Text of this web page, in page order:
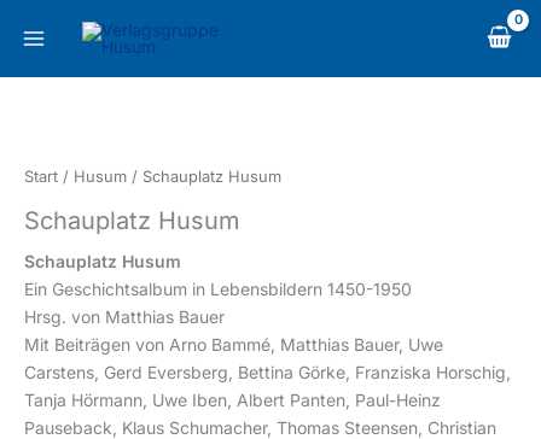
Inhalt
Start / Husum / Schauplatz Husum
Schauplatz Husum
Schauplatz Husum
Ein Geschichtsalbum in Lebensbildern 1450-1950
Hrsg. von Matthias Bauer
Mit Beiträgen von Arno Bammé, Matthias Bauer, Uwe
Carstens, Gerd Eversberg, Bettina Görke, Franziska Horschig,
Tanja Hörmann, Uwe Iben, Albert Panten, Paul-Heinz
Pauseback, Klaus Schumacher, Thomas Steensen, Christian
Menge